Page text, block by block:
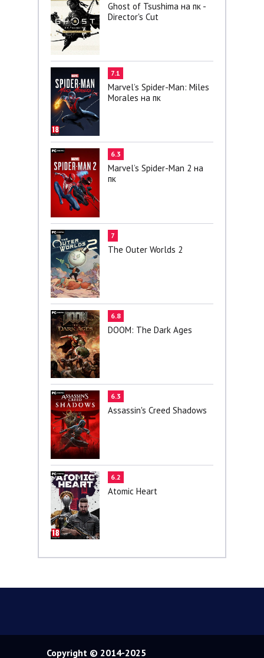
Ghost of Tsushima на пк -
Director's Cut
7.1
Marvel’s Spider-Man: Miles
Morales на пк
6.3
Marvel’s Spider-Man 2 на
пк
7
The Outer Worlds 2
6.8
DOOM: The Dark Ages
6.3
Assassin's Creed Shadows
6.2
Atomic Heart
Copyright © 2014-2025